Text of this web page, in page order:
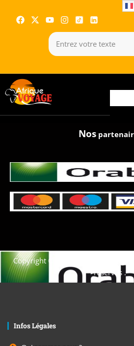
Nos
Copyright © 2021. Afrique-voyage-
réservés .
Infos Légales